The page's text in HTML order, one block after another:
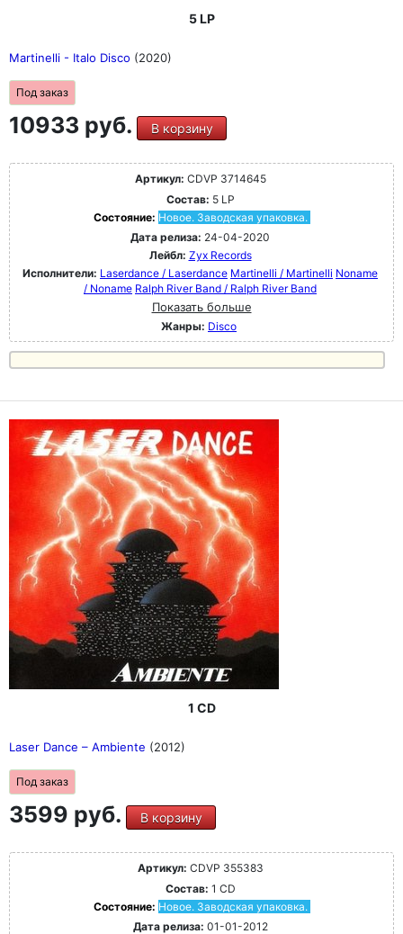
5 LP
Martinelli - Italo Disco (2020)
Под заказ
10933 руб. В корзину
Артикул: CDVP 3714645
Состав: 5 LP
Состояние: Новое. Заводская упаковка.
Дата релиза: 24-04-2020
Лейбл: Zyx Records
Исполнители: Laserdance / Laserdance Martinelli / Martinelli Noname
/ Noname Ralph River Band / Ralph River Band
Показать больше
Жанры: Disco
1 CD
Laser Dance ‎– Ambiente (2012)
Под заказ
3599 руб. В корзину
Артикул: CDVP 355383
Состав: 1 CD
Состояние: Новое. Заводская упаковка.
Дата релиза: 01-01-2012